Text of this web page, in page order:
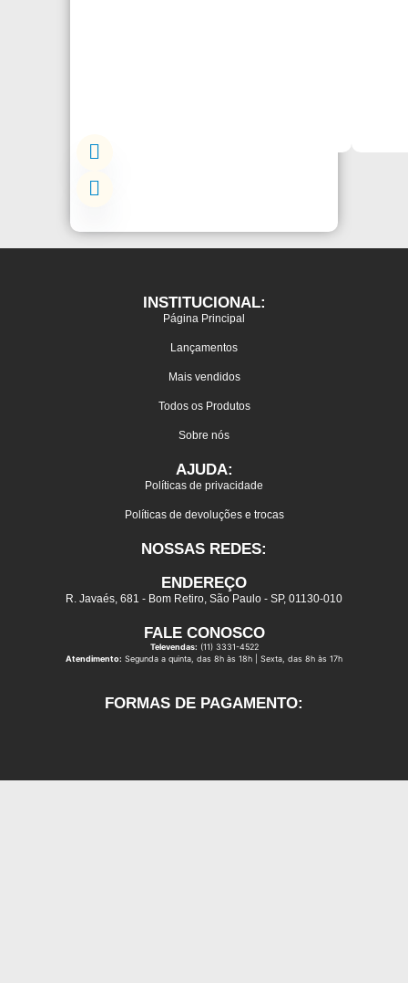
INSTITUCIONAL:
Página Principal
Lançamentos
Mais vendidos
Todos os Produtos
Sobre nós
AJUDA:
Políticas de privacidade
Políticas de devoluções e trocas
NOSSAS REDES:
ENDEREÇO
R. Javaés, 681 - Bom Retiro, São Paulo - SP, 01130-010
FALE CONOSCO
Televendas: (11) 3331-4522
Atendimento: Segunda a quinta, das 8h às 18h | Sexta, das 8h às 17h
FORMAS DE PAGAMENTO: